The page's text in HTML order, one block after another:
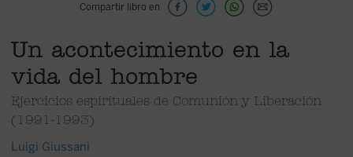
Compartir libro en
Un acontecimiento en la
vida del hombre
Ejercicios espirituales de Comunión y Liberación
(1991-1993)
Luigi Giussani